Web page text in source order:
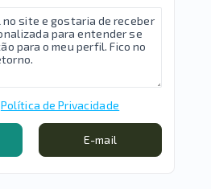
Política de Privacidade
E-mail